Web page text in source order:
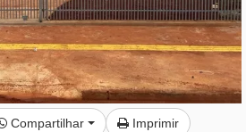
Compartilhar Imprimir